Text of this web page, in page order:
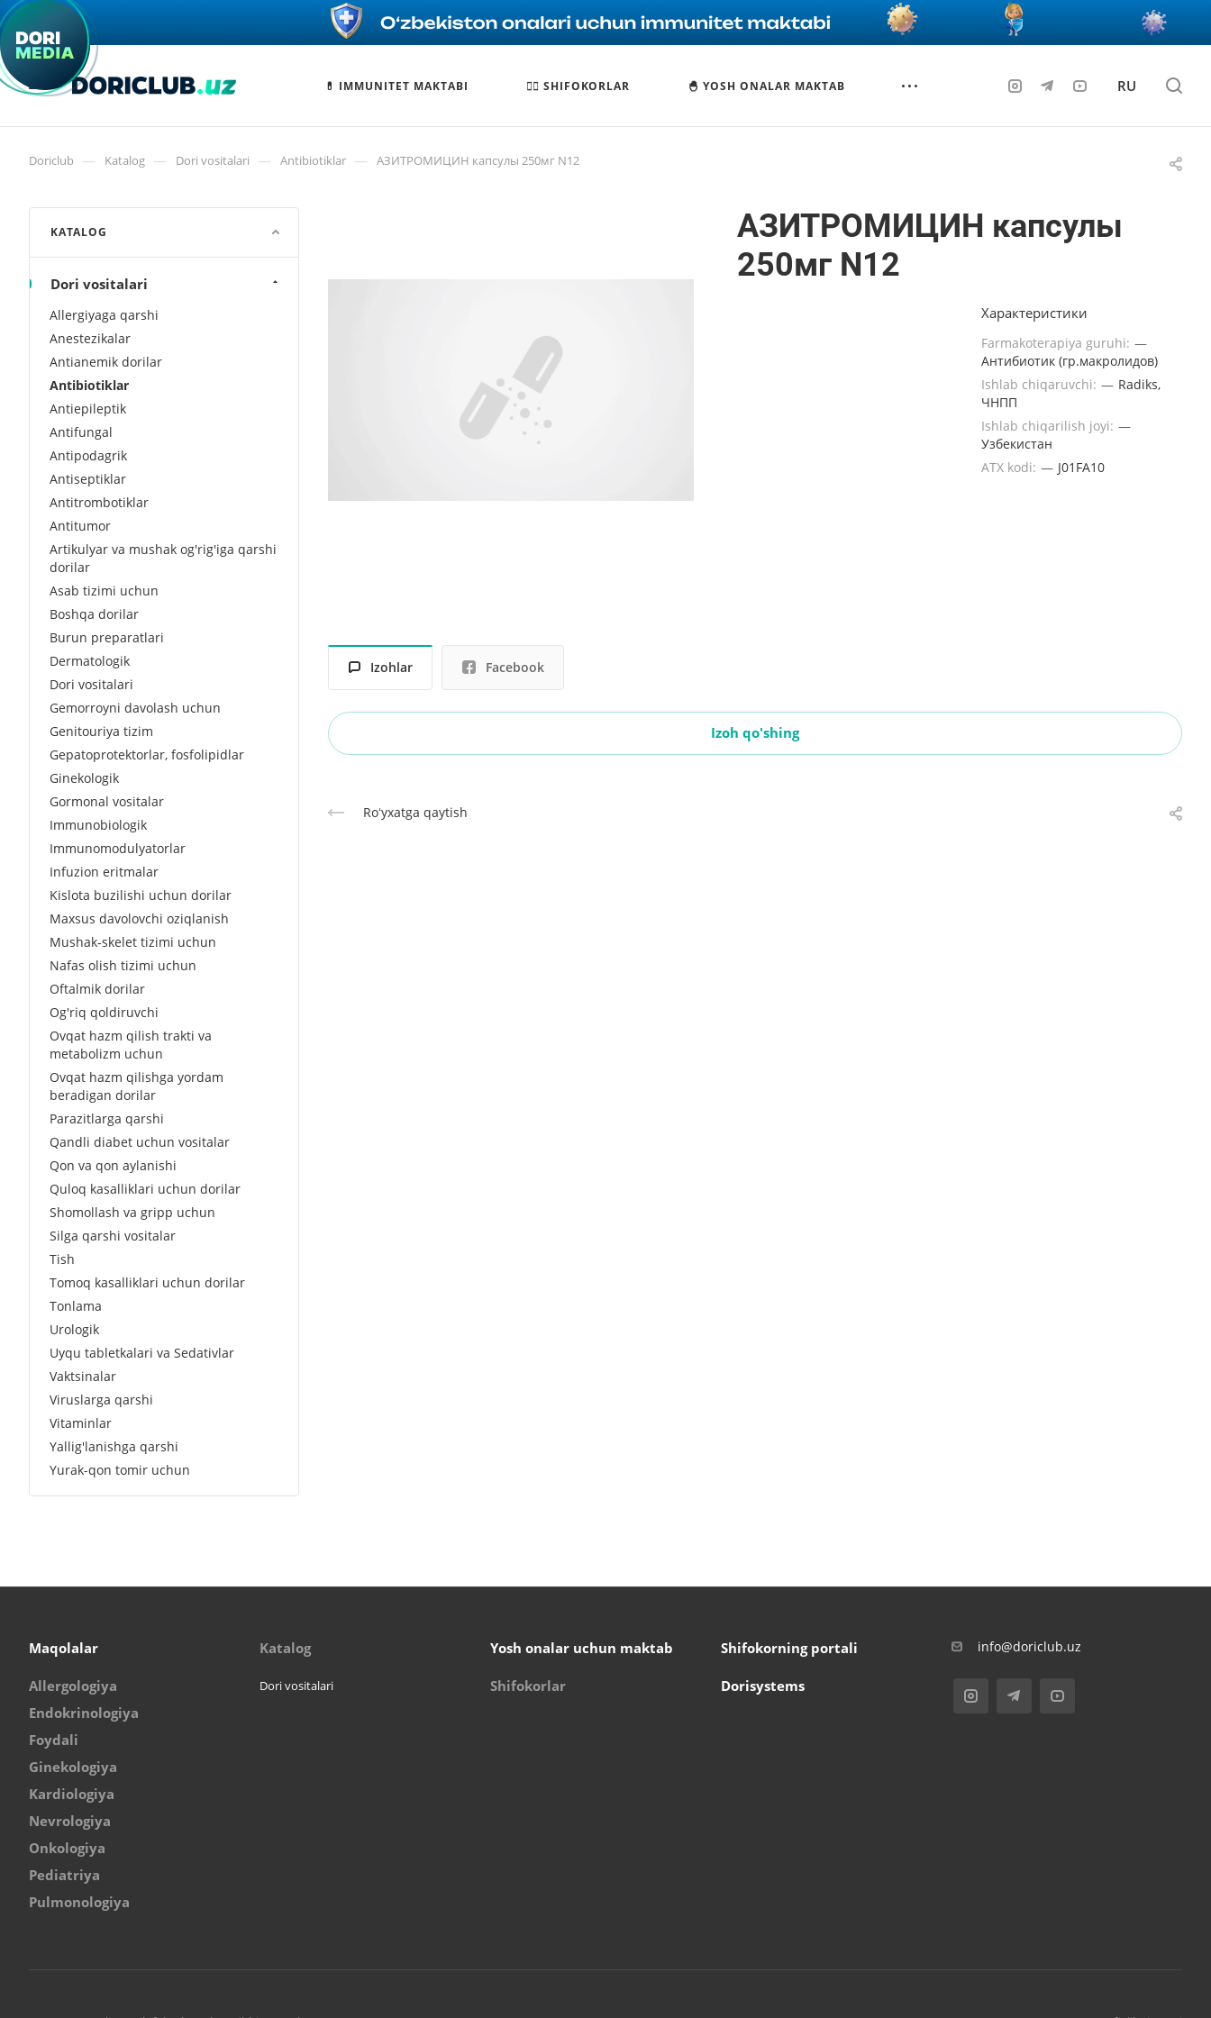
💊 IMMUNITET MAKTABI 🧑‍⚕️ SHIFOKORLAR 🐣 YOSH ONALAR MAKTAB RU
Doriclub — Katalog — Dori vositalari — Antibiotiklar — АЗИТРОМИЦИН капсулы 250мг N12
АЗИТРОМИЦИН капсулы
250мг N12
Характеристики
Farmakoterapiya guruhi: —
Антибиотик (гр.макролидов)
Ishlab chiqaruvchi: — Radiks,
ЧНПП
Ishlab chiqarilish joyi: —
Узбекистан
ATX kodi: — J01FA10
Izohlar Facebook
Izoh qo'shing
Roʻyxatga qaytish
KATALOG
Dori vositalari
Allergiyaga qarshi
Anestezikalar
Antianemik dorilar
Antibiotiklar
Antiepileptik
Antifungal
Antipodagrik
Antiseptiklar
Antitrombotiklar
Antitumor
Artikulyar va mushak og'rig'iga qarshi
dorilar
Asab tizimi uchun
Boshqa dorilar
Burun preparatlari
Dermatologik
Dori vositalari
Gemorroyni davolash uchun
Genitouriya tizim
Gepatoprotektorlar, fosfolipidlar
Ginekologik
Gormonal vositalar
Immunobiologik
Immunomodulyatorlar
Infuzion eritmalar
Kislota buzilishi uchun dorilar
Maxsus davolovchi oziqlanish
Mushak-skelet tizimi uchun
Nafas olish tizimi uchun
Oftalmik dorilar
Og'riq qoldiruvchi
Ovqat hazm qilish trakti va
metabolizm uchun
Ovqat hazm qilishga yordam
beradigan dorilar
Parazitlarga qarshi
Qandli diabet uchun vositalar
Qon va qon aylanishi
Quloq kasalliklari uchun dorilar
Shomollash va gripp uchun
Silga qarshi vositalar
Tish
Tomoq kasalliklari uchun dorilar
Tonlama
Urologik
Uyqu tabletkalari va Sedativlar
Vaktsinalar
Viruslarga qarshi
Vitaminlar
Yallig'lanishga qarshi
Yurak-qon tomir uchun
Maqolalar
Allergologiya
Endokrinologiya
Foydali
Ginekologiya
Kardiologiya
Nevrologiya
Onkologiya
Pediatriya
Pulmonologiya
Katalog
Dori vositalari
Yosh onalar uchun maktab
Shifokorlar
Shifokorning portali
Dorisystems
info@doriclub.uz